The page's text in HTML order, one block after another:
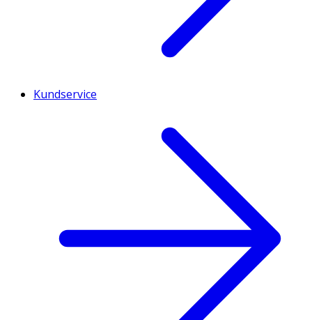
Kundservice